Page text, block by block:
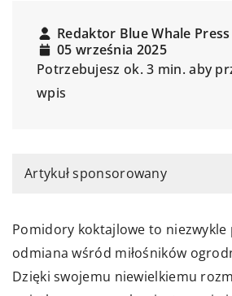
Redaktor Blue Whale Press
05 września 2025
Potrzebujesz ok. 3 min. aby
wpis
Artykuł sponsorowany
Pomidory koktajlowe to niezwykle
odmiana wśród miłośników
Dzięki swojemu niewielkiemu